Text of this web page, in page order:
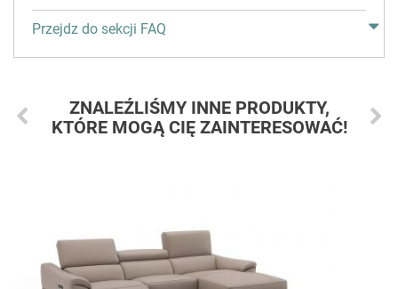
Przejdz do sekcji FAQ
ZNALEŹLIŚMY INNE PRODUKTY,
KTÓRE MOGĄ CIĘ ZAINTERESOWAĆ!